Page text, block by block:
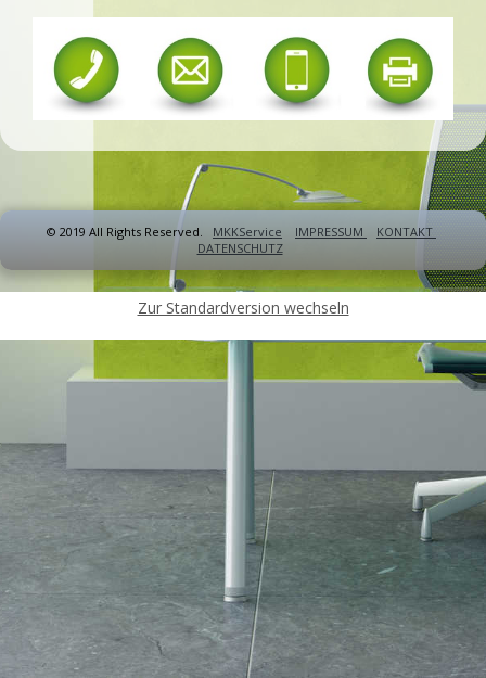
© 2019 All Rights Reserved. MKKService IMPRESSUM
KONTAKT
DATENSCHUTZ
Zur Standardversion wechseln